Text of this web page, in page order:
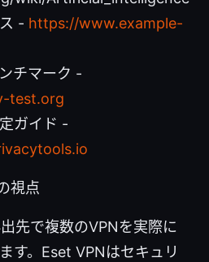
- https://www.example-
チマーク -
test.org
ガイド -
視点
先で複数のVPNを実際に
す。Eset VPNはセキュリ